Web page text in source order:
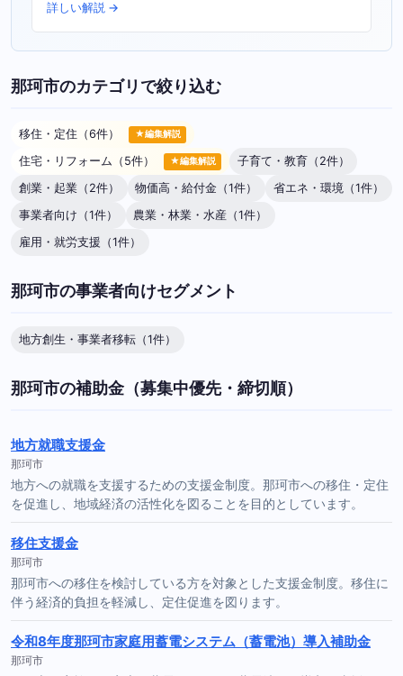
詳しい解説 →
那珂市のカテゴリで絞り込む
移住・定住（6件） ★編集解説
住宅・リフォーム（5件） ★編集解説
子育て・教育（2件）
創業・起業（2件）
物価高・給付金（1件）
省エネ・環境（1件）
事業者向け（1件）
農業・林業・水産（1件）
雇用・就労支援（1件）
那珂市の事業者向けセグメント
地方創生・事業者移転（1件）
那珂市の補助金（募集中優先・締切順）
地方就職支援金
那珂市
地方への就職を支援するための支援金制度。那珂市への移住・定住
を促進し、地域経済の活性化を図ることを目的としています。
移住支援金
那珂市
那珂市への移住を検討している方を対象とした支援金制度。移住に
伴う経済的負担を軽減し、定住促進を図ります。
令和8年度那珂市家庭用蓄電システム（蓄電池）導入補助金
那珂市